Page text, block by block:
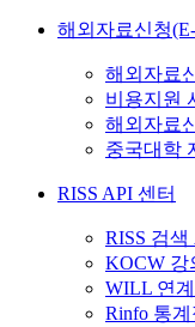
해외자료신청
해외자료
비용지원
해외자료
중국대학
RISS API 센터
RISS 검색
KOCW 강
WILL 연
Rinfo 통